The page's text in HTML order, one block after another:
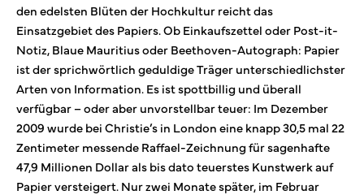
den edelsten Blüten der Hochkultur reicht das
Einsatzgebiet des Papiers. Ob Einkaufszettel oder Post-it-
Notiz, Blaue Mauritius oder Beethoven-Autograph: Papier
ist der sprichwörtlich geduldige Träger unterschiedlichster
Arten von Information. Es ist spottbillig und überall
verfügbar – oder aber unvorstellbar teuer: Im Dezember
2009 wurde bei Christie’s in London eine knapp 30,5 mal 22
Zentimeter messende Raffael-Zeichnung für sagenhafte
47,9 Millionen Dollar als bis dato teuerstes Kunstwerk auf
Papier versteigert. Nur zwei Monate später, im Februar